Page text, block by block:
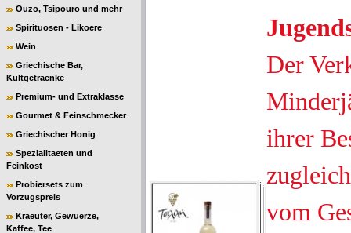
Ouzo, Tsipouro und mehr
Spirituosen - Likoere
Wein
Griechische Bar,
Kultgetraenke
Premium- und Extraklasse
Gourmet & Feinschmecker
Griechischer Honig
Spezialitaeten und
Feinkost
Probiersets zum
Vorzugspreis
Kraeuter, Gewuerze,
Kaffee, Tee
Der
ihrer
vom